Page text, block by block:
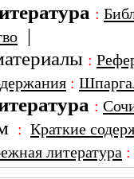
:
|
:
:
:
: Краткие
литература